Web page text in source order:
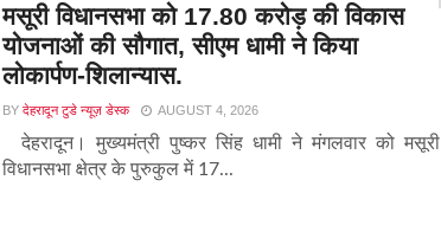
मसूरी विधानसभा को 17.80 करोड़ की विकास
योजनाओं की सौगात, सीएम धामी ने किया
लोकार्पण-शिलान्यास.
BY देहरादून टुडे न्यूज़ डेस्क AUGUST 4, 2026
देहरादून। मुख्यमंत्री पुष्कर सिंह धामी ने मंगलवार को मसूरी
विधानसभा क्षेत्र के पुरुकुल में 17...